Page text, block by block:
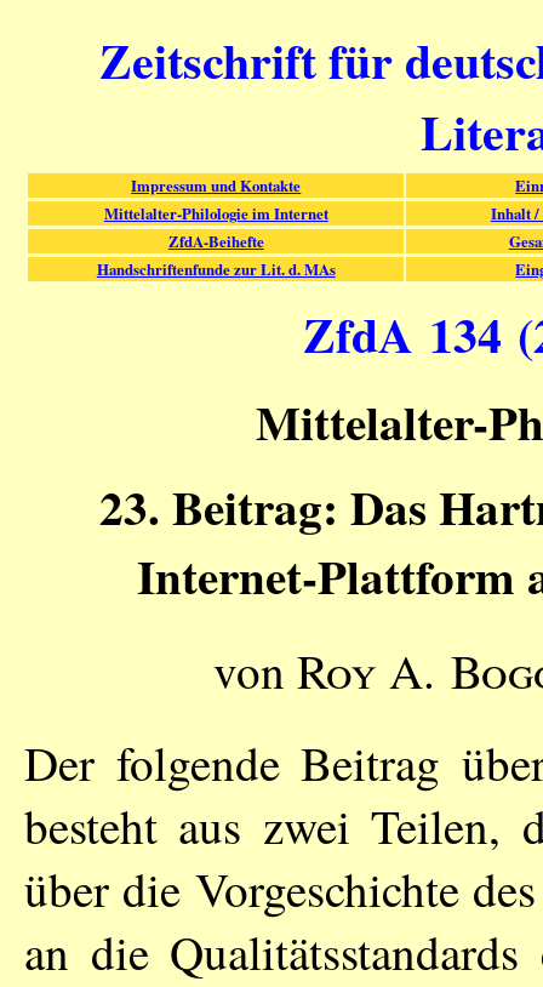
Zeitschrift für
Impressum und Kontakte
Mittelalter-Philologie im Internet
Inhalt /
ZfdA-Beihefte
Handschriftenfunde zur Lit. d. MAs
ZfdA 134
Mittelalter-
23. Beitrag: Das
Internet-Plattform
von Roy A.
Der folgende Beitrag
besteht aus zwei Teilen,
über die Vorgeschichte
an die